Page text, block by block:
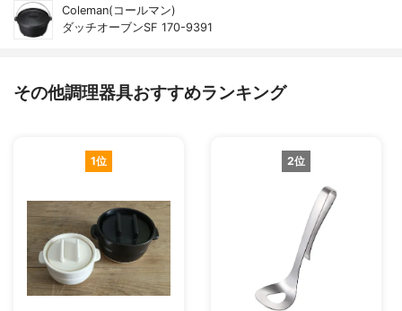
Coleman(コールマン)
ダッチオーブンSF 170-9391
その他調理器具おすすめランキング
1位 2位